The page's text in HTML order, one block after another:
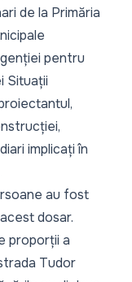
de la Primăria
pentru
Situații
implicați în
au fost
dosar.
proporții a
Tudor